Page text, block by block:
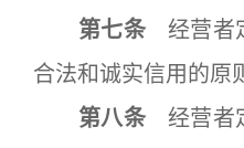
第七条 经营者
合法和诚实信用的原
第八条 经营者